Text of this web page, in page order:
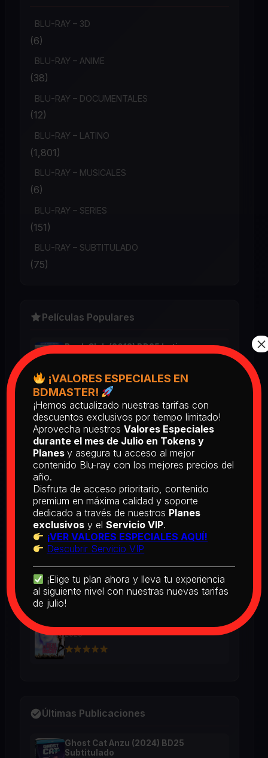
BLU-RAY – 3D
(6)
BLU-RAY – ANIME
(38)
BLU-RAY – DOCUMENTALES
(12)
BLU-RAY – LATINO
(1,801)
BLU-RAY – MUSICALES
(6)
BLU-RAY – SERIES
(151)
BLU-RAY – SUBTITULADO
(75)
Películas Populares
Book Club (2018) BD25 Latino
Return of the Living Dead: Part II
(1988) BD25 Latino
2025
Earth [Criterion Collection] (1976)
BD25 Subtitulado
2026
[PEDIDO] Boogie Nights (1997) BD25
2026
2026
Últimas Publicaciones
Ghost Cat Anzu (2024) BD25
Subtitulado
¡VALORES ESPECIALES EN
BDMASTER!
¡Hemos actualizado nuestras tarifas con
descuentos exclusivos por tiempo limitado!
Aprovecha nuestros Valores Especiales
durante el mes de Julio en Tokens y
Planes y asegura tu acceso al mejor
contenido Blu-ray con los mejores precios del
año.
Disfruta de acceso prioritario, contenido
premium en máxima calidad y soporte
dedicado a través de nuestros Planes
exclusivos y el Servicio VIP.
¡VER VALORES ESPECIALES AQUÍ!
Descubrir Servicio VIP
¡Elige tu plan ahora y lleva tu experiencia
al siguiente nivel con nuestras nuevas tarifas
de julio!
×